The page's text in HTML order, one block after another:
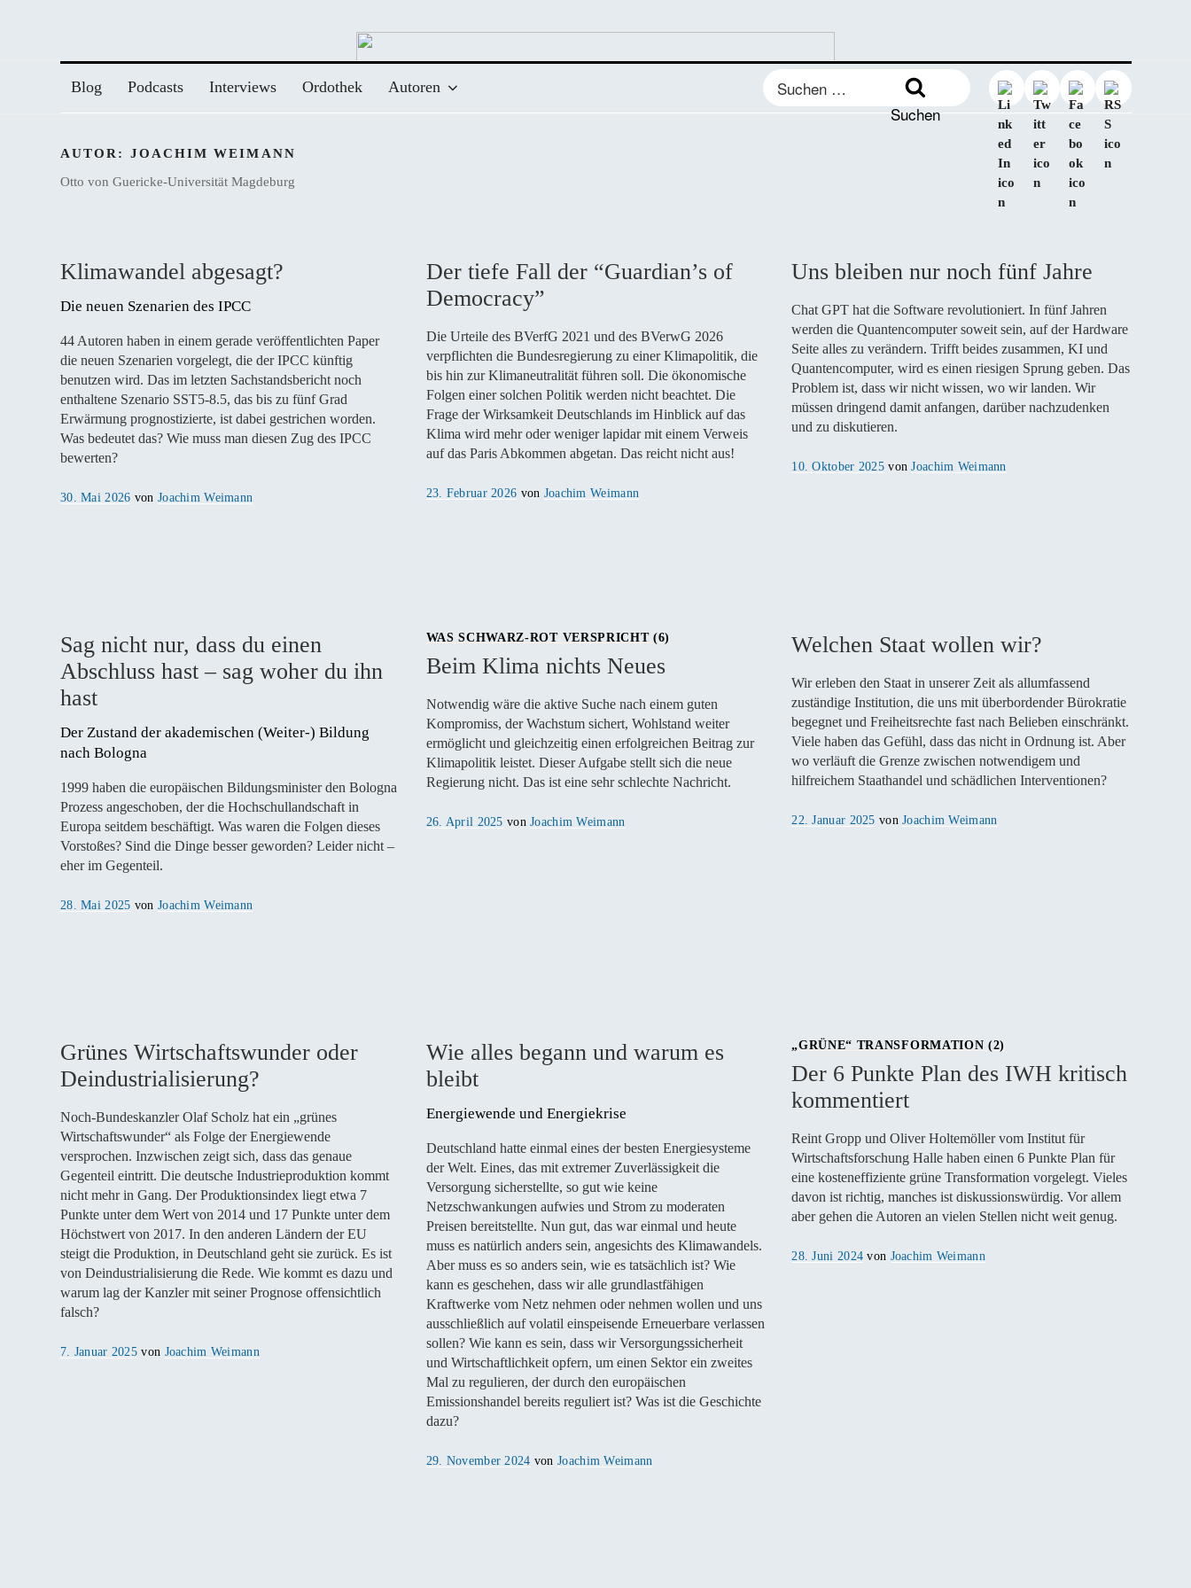
Blog Podcasts Interviews Ordothek Autoren
Suchen
nach:
Suchen
AUTOR: JOACHIM WEIMANN
Otto von Guericke-Universität Magdeburg
Klimawandel abgesagt?
Die neuen Szenarien des IPCC
44 Autoren haben in einem gerade veröffentlichten Paper
die neuen Szenarien vorgelegt, die der IPCC künftig
benutzen wird. Das im letzten Sachstandsbericht noch
enthaltene Szenario SST5-8.5, das bis zu fünf Grad
Erwärmung prognostizierte, ist dabei gestrichen worden.
Was bedeutet das? Wie muss man diesen Zug des IPCC
bewerten?
Veröffentlicht
30. Mai 2026 von Joachim Weimann
Der tiefe Fall der “Guardian’s of
Democracy”
Die Urteile des BVerfG 2021 und des BVerwG 2026
verpflichten die Bundesregierung zu einer Klimapolitik, die
bis hin zur Klimaneutralität führen soll. Die ökonomische
Folgen einer solchen Politik werden nicht beachtet. Die
Frage der Wirksamkeit Deutschlands im Hinblick auf das
Klima wird mehr oder weniger lapidar mit einem Verweis
auf das Paris Abkommen abgetan. Das reicht nicht aus!
Veröffentlicht
23. Februar 2026 von Joachim Weimann
Uns bleiben nur noch fünf Jahre
Chat GPT hat die Software revolutioniert. In fünf Jahren
werden die Quantencomputer soweit sein, auf der Hardware
Seite alles zu verändern. Trifft beides zusammen, KI und
Quantencomputer, wird es einen riesigen Sprung geben. Das
Problem ist, dass wir nicht wissen, wo wir landen. Wir
müssen dringend damit anfangen, darüber nachzudenken
und zu diskutieren.
Veröffentlicht
10. Oktober 2025 vonJoachim Weimann
Sag nicht nur, dass du einen
Abschluss hast – sag woher du ihn
hast
Der Zustand der akademischen (Weiter-) Bildung
nach Bologna
1999 haben die europäischen Bildungsminister den Bologna
Prozess angeschoben, der die Hochschullandschaft in
Europa seitdem beschäftigt. Was waren die Folgen dieses
Vorstoßes? Sind die Dinge besser geworden? Leider nicht –
eher im Gegenteil.
Veröffentlicht
28. Mai 2025 von Joachim Weimann
WAS SCHWARZ-ROT VERSPRICHT (6)
Beim Klima nichts Neues
Notwendig wäre die aktive Suche nach einem guten
Kompromiss, der Wachstum sichert, Wohlstand weiter
ermöglicht und gleichzeitig einen erfolgreichen Beitrag zur
Klimapolitik leistet. Dieser Aufgabe stellt sich die neue
Regierung nicht. Das ist eine sehr schlechte Nachricht.
Veröffentlicht
26. April 2025 vonJoachim Weimann
Welchen Staat wollen wir?
Wir erleben den Staat in unserer Zeit als allumfassend
zuständige Institution, die uns mit überbordender Bürokratie
begegnet und Freiheitsrechte fast nach Belieben einschränkt.
Viele haben das Gefühl, dass das nicht in Ordnung ist. Aber
wo verläuft die Grenze zwischen notwendigem und
hilfreichem Staathandel und schädlichen Interventionen?
Veröffentlicht
22. Januar 2025 vonJoachim Weimann
Grünes Wirtschaftswunder oder
Deindustrialisierung?
Noch-Bundeskanzler Olaf Scholz hat ein „grünes
Wirtschaftswunder“ als Folge der Energiewende
versprochen. Inzwischen zeigt sich, dass das genaue
Gegenteil eintritt. Die deutsche Industrieproduktion kommt
nicht mehr in Gang. Der Produktionsindex liegt etwa 7
Punkte unter dem Wert von 2014 und 17 Punkte unter dem
Höchstwert von 2017. In den anderen Ländern der EU
steigt die Produktion, in Deutschland geht sie zurück. Es ist
von Deindustrialisierung die Rede. Wie kommt es dazu und
warum lag der Kanzler mit seiner Prognose offensichtlich
falsch?
Veröffentlicht
7. Januar 2025 von Joachim Weimann
Wie alles begann und warum es
bleibt
Energiewende und Energiekrise
Deutschland hatte einmal eines der besten Energiesysteme
der Welt. Eines, das mit extremer Zuverlässigkeit die
Versorgung sicherstellte, so gut wie keine
Netzschwankungen aufwies und Strom zu moderaten
Preisen bereitstellte. Nun gut, das war einmal und heute
muss es natürlich anders sein, angesichts des Klimawandels.
Aber muss es so anders sein, wie es tatsächlich ist? Wie
kann es geschehen, dass wir alle grundlastfähigen
Kraftwerke vom Netz nehmen oder nehmen wollen und uns
ausschließlich auf volatil einspeisende Erneuerbare verlassen
sollen? Wie kann es sein, dass wir Versorgungssicherheit
und Wirtschaftlichkeit opfern, um einen Sektor ein zweites
Mal zu regulieren, der durch den europäischen
Emissionshandel bereits reguliert ist? Was ist die Geschichte
dazu?
Veröffentlicht
29. November 2024 vonJoachim Weimann
„GRÜNE“ TRANSFORMATION (2)
Der 6 Punkte Plan des IWH kritisch
kommentiert
Reint Gropp und Oliver Holtemöller vom Institut für
Wirtschaftsforschung Halle haben einen 6 Punkte Plan für
eine kosteneffiziente grüne Transformation vorgelegt. Vieles
davon ist richtig, manches ist diskussionswürdig. Vor allem
aber gehen die Autoren an vielen Stellen nicht weit genug.
Veröffentlicht
28. Juni 2024 von Joachim Weimann